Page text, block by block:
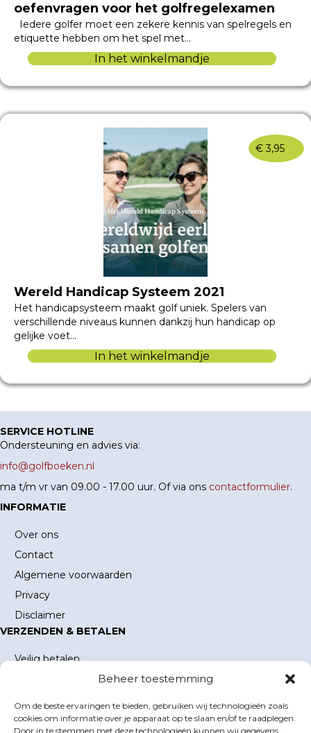
Beheer toestemming
Om de beste ervaringen te bieden, gebruiken wij technologieën zoals
cookies om informatie over je apparaat op te slaan en/of te raadplegen.
Door in te stemmen met deze technologieën kunnen wij gegevens
oefenvragen voor het golfregelexamen
Iedere golfer moet een zekere kennis van spelregels en
etiquette hebben om het spel met…
In het winkelmandje
€ 3,95
Wereld Handicap Systeem 2021
Het handicapsysteem maakt golf uniek. Spelers van
verschillende niveaus kunnen dankzij hun handicap op
gelijke voet…
In het winkelmandje
SERVICE HOTLINE
Ondersteuning en advies via:
info@golfboeken.nl
ma t/m vr van 09.00 - 17.00 uur. Of via ons contactformulier.
INFORMATIE
Over ons
Contact
Algemene voorwaarden
Privacy
Disclaimer
VERZENDEN & BETALEN
Veilig betalen
Verzending en verzendkosten
MIJN ACCOUNT